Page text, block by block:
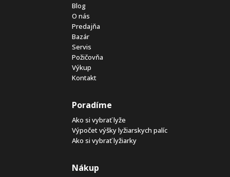
Blog
O nás
Predajňa
Bazár
Servis
Požičovňa
Výkup
Kontakt
Poradíme
Ako si vybrať lyže
Výpočet výšky lyžiarskych palíc
Ako si vybrať lyžiarky
Nákup